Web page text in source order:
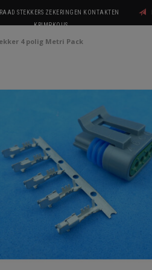
STEKKERS ZEKERINGEN KONTAKTEN
KRIMPKOUS
4 polig Metri Pack